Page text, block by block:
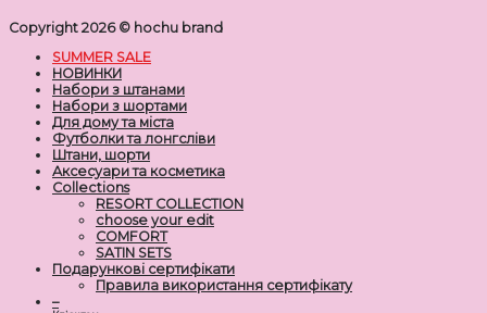
Copyright 2026 © hochu brand
SUMMER SALE
НОВИНКИ
Набори з штанами
Набори з шортами
Для дому та міста
Футболки та лонгсліви
Штани, шорти
Аксесуари та косметика
Collections
RESORT COLLECTION
choose your edit
COMFORT
SATIN SETS
Подарункові сертифікати
Правила використання сертифікату
–